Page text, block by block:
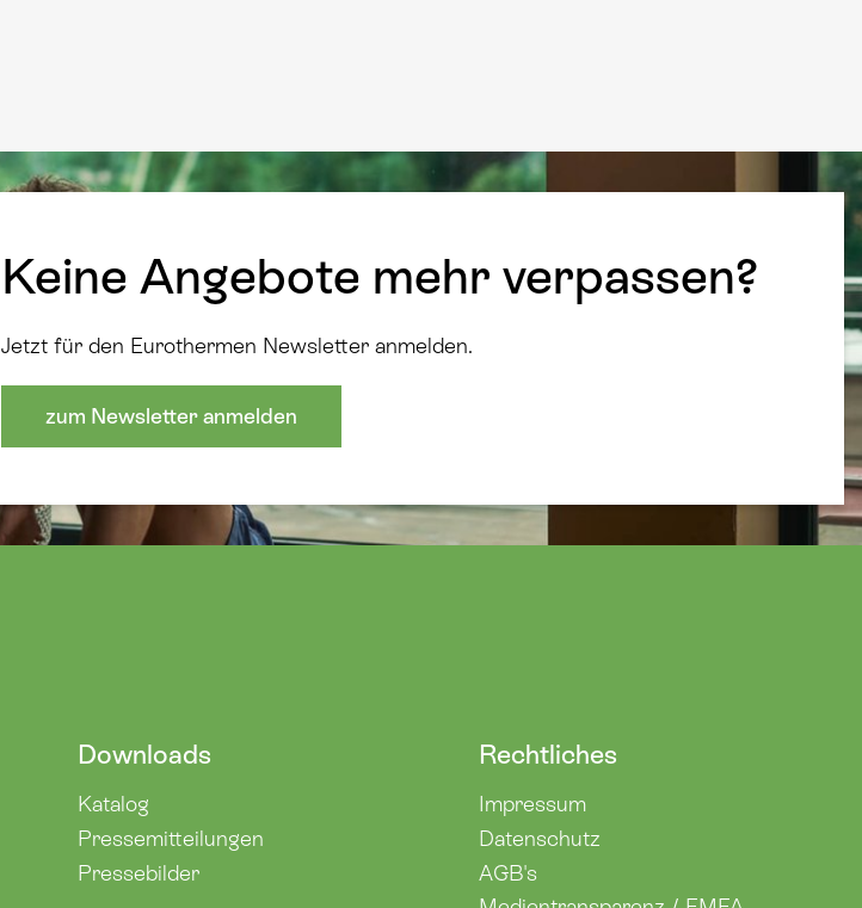
Keine Angebote mehr verpassen?
Jetzt für den Eurothermen Newsletter anmelden.
zum Newsletter anmelden
Downloads
Katalog
Pressemitteilungen
Pressebilder
Rechtliches
Impressum
Datenschutz
AGB's